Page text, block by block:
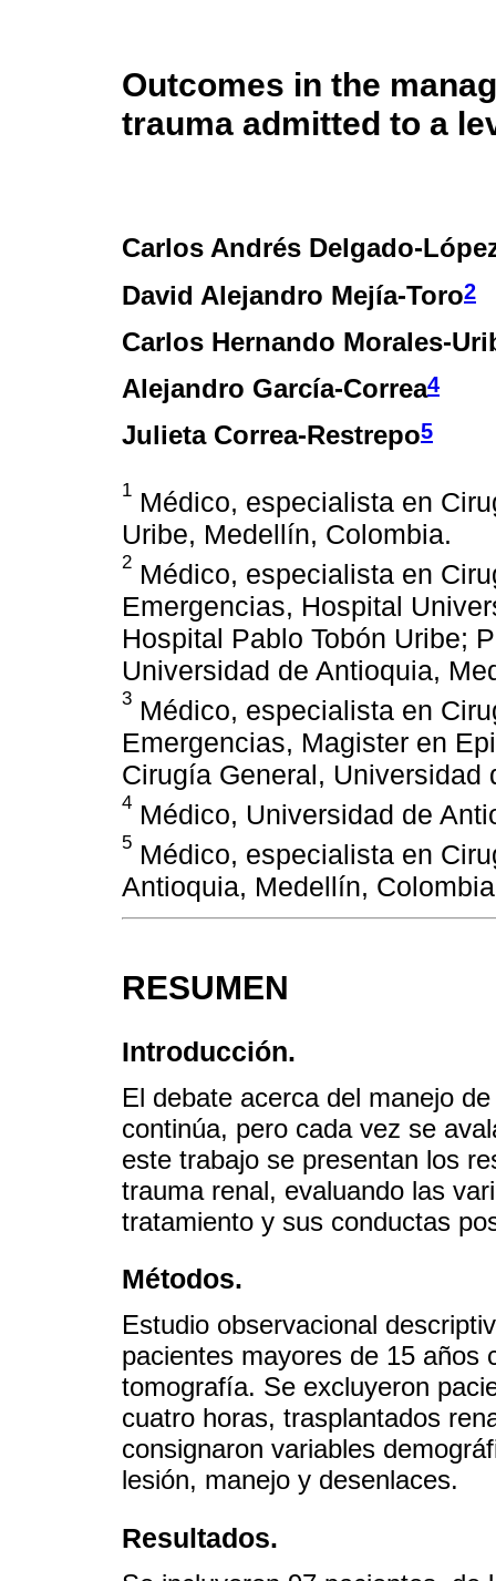
Outcomes in the
trauma admitted to a
Carlos Andrés Delgado-
David Alejandro Mejía-Toro2
Carlos Hernando Morales-
Alejandro García-Correa4
Julieta Correa-Restrepo5
1 Médico, especialista en
Uribe, Medellín, Colombia.
2 Médico, especialista en
Emergencias, Hospital
Hospital Pablo Tobón Uribe;
Universidad de Antioquia,
3 Médico, especialista en
Emergencias, Magister en
Cirugía General,
4 Médico, Universidad de
5 Médico, especialista en
Antioquia, Medellín,
RESUMEN
Introducción.
El debate acerca del manejo
continúa, pero cada vez se
este trabajo se presentan los
trauma renal, evaluando las
tratamiento y sus conductas
Métodos.
Estudio observacional
pacientes mayores de 15 años
tomografía. Se excluyeron
cuatro horas, trasplantados
consignaron variables
lesión, manejo y desenlaces.
Resultados.